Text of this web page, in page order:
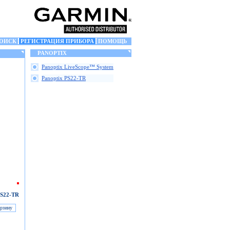
РЕГИСТРАЦИЯ ПРИБОРА
ПОМОЩЬ
TR
PANOPTIX
Panoptix LiveScope™ System
Panoptix PS22-TR